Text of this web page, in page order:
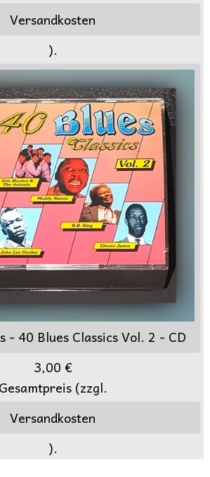
Versandkosten
).
- 40 Blues Classics Vol. 2 - CD
3,00 €
Gesamtpreis (zzgl.
Versandkosten
).